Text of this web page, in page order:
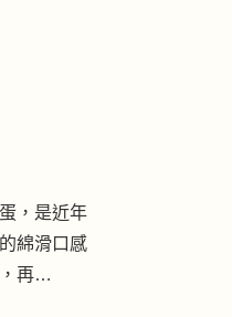
，是近年
綿滑口感
再…